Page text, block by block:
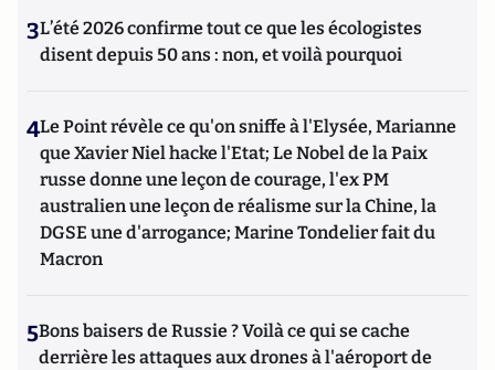
3L’été 2026 confirme tout ce que les écologistes
disent depuis 50 ans : non, et voilà pourquoi
4Le Point révèle ce qu'on sniffe à l'Elysée, Marianne
que Xavier Niel hacke l'Etat; Le Nobel de la Paix
russe donne une leçon de courage, l'ex PM
australien une leçon de réalisme sur la Chine, la
DGSE une d'arrogance; Marine Tondelier fait du
Macron
5Bons baisers de Russie ? Voilà ce qui se cache
derrière les attaques aux drones à l'aéroport de